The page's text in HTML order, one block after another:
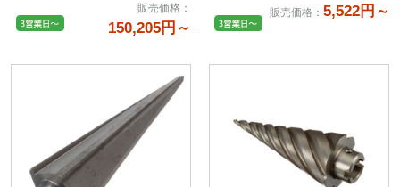
販売価格 ：
150,205円～
販売価格 ： 5,522円～